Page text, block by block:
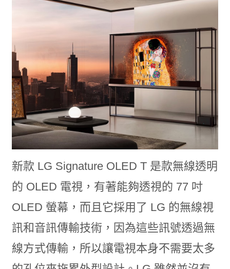
新款 LG Signature OLED T 是款無線透明
的 OLED 電視，有著能夠透視的 77 吋
OLED 螢幕，而且它採用了 LG 的無線視
訊和音訊傳輸技術，因為這些訊號透過無
線方式傳輸，所以讓電視本身不需要太多